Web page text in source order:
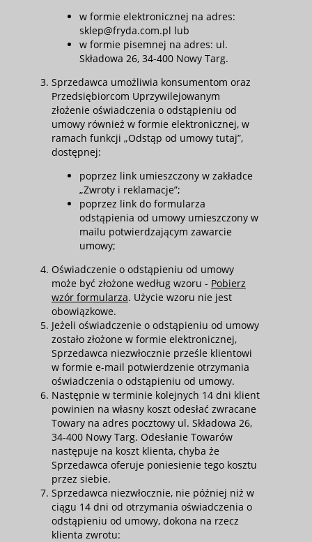
w formie elektronicznej na adres:
sklep@fryda.com.pl lub
w formie pisemnej na adres: ul.
Składowa 26, 34-400 Nowy Targ.
Sprzedawca umożliwia konsumentom oraz
Przedsiębiorcom Uprzywilejowanym
złożenie oświadczenia o odstąpieniu od
umowy również w formie elektronicznej, w
ramach funkcji „Odstąp od umowy tutaj”,
dostępnej:
poprzez link umieszczony w zakładce
„Zwroty i reklamacje”;
poprzez link do formularza
odstąpienia od umowy umieszczony w
mailu potwierdzającym zawarcie
umowy;
Oświadczenie o odstąpieniu od umowy
może być złożone według wzoru - Pobierz
wzór formularza. Użycie wzoru nie jest
obowiązkowe.
Jeżeli oświadczenie o odstąpieniu od umowy
zostało złożone w formie elektronicznej,
Sprzedawca niezwłocznie prześle klientowi
w formie e-mail potwierdzenie otrzymania
oświadczenia o odstąpieniu od umowy.
Następnie w terminie kolejnych 14 dni klient
powinien na własny koszt odesłać zwracane
Towary na adres pocztowy ul. Składowa 26,
34-400 Nowy Targ. Odesłanie Towarów
następuje na koszt klienta, chyba że
Sprzedawca oferuje poniesienie tego kosztu
przez siebie.
Sprzedawca niezwłocznie, nie później niż w
ciągu 14 dni od otrzymania oświadczenia o
odstąpieniu od umowy, dokona na rzecz
klienta zwrotu: